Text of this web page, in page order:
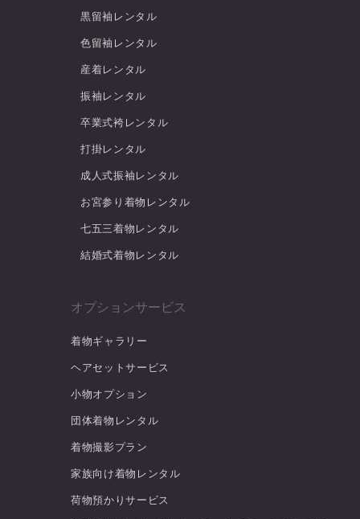
黒留袖レンタル
色留袖レンタル
産着レンタル
振袖レンタル
卒業式袴レンタル
打掛レンタル
成人式振袖レンタル
お宮参り着物レンタル
七五三着物レンタル
結婚式着物レンタル
オプションサービス
着物ギャラリー
ヘアセットサービス
小物オプション
団体着物レンタル
着物撮影プラン
家族向け着物レンタル
荷物預かりサービス